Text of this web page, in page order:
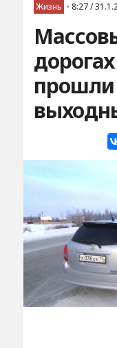
Жизнь • 8:27 /